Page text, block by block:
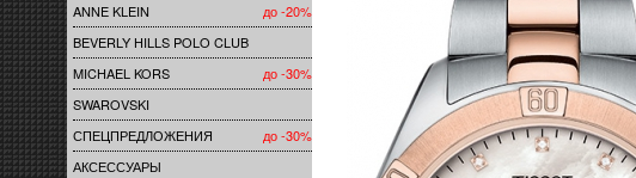
ANNE KLEIN
до -20%
BEVERLY HILLS POLO CLUB
MICHAEL KORS
до -30%
SWAROVSKI
СПЕЦПРЕДЛОЖЕНИЯ
до -30%
АКСЕССУАРЫ